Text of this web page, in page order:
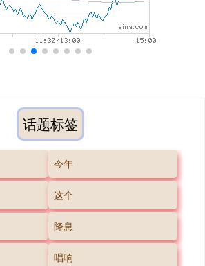
话题标签
今年
这个
降息
唱响